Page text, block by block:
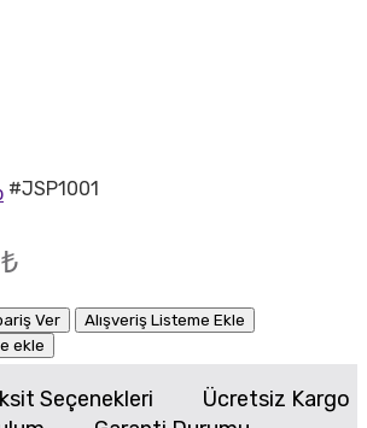
#JSP1001
Ver
Alışveriş Listeme Ekle
ekle
Seçenekleri
Ücretsiz Kargo